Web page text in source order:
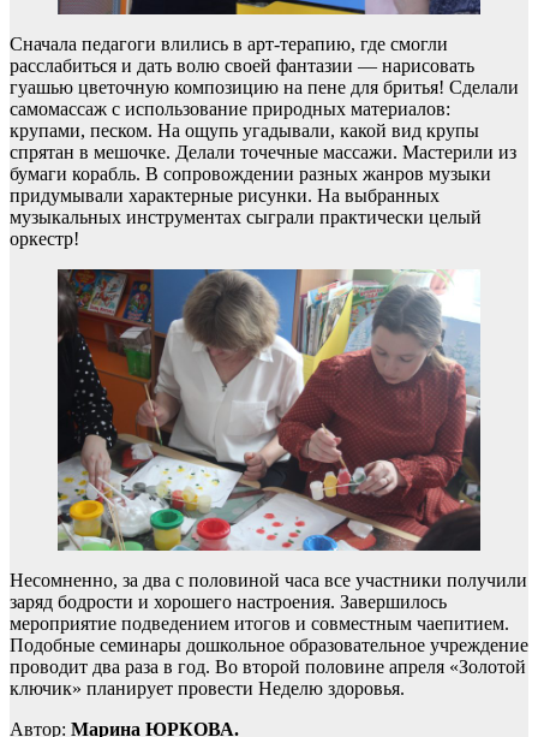
Сначала педагоги влились в арт-терапию, где смогли
расслабиться и дать волю своей фантазии — нарисовать
гуашью цветочную композицию на пене для бритья! Сделали
самомассаж с использование природных материалов:
крупами, песком. На ощупь угадывали, какой вид крупы
спрятан в мешочке. Делали точечные массажи. Мастерили из
бумаги корабль. В сопровождении разных жанров музыки
придумывали характерные рисунки. На выбранных
музыкальных инструментах сыграли практически целый
оркестр!
Несомненно, за два с половиной часа все участники получили
заряд бодрости и хорошего настроения. Завершилось
мероприятие подведением итогов и совместным чаепитием.
Подобные семинары дошкольное образовательное учреждение
проводит два раза в год. Во второй половине апреля «Золотой
ключик» планирует провести Неделю здоровья.
Автор: Марина ЮРКОВА.